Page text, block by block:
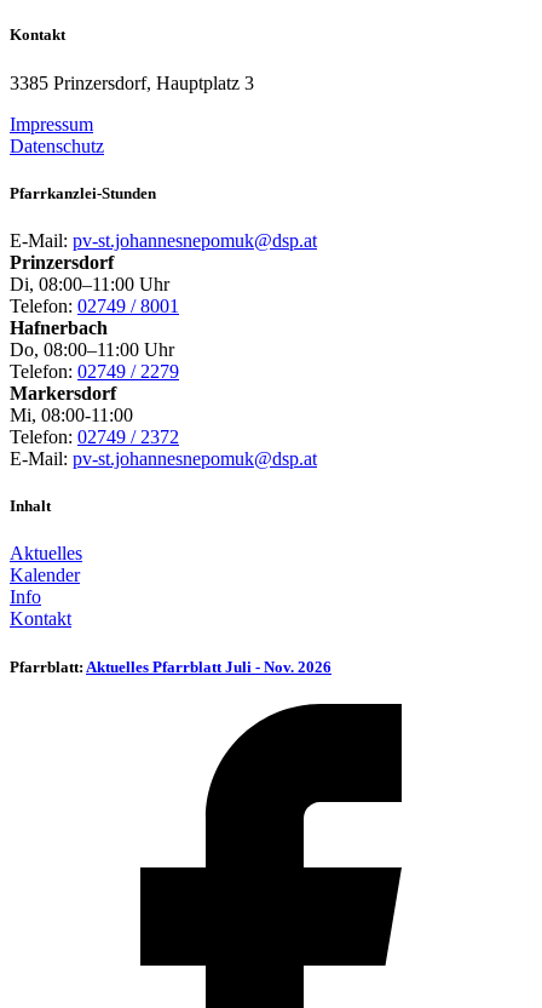
Kontakt
3385 Prinzersdorf, Hauptplatz 3
Impressum
Datenschutz
Pfarrkanzlei-Stunden
E-Mail: pv-st.johannesnepomuk@dsp.at
Prinzersdorf
Di, 08:00–11:00 Uhr
Telefon: 02749 / 8001
Hafnerbach
Do, 08:00–11:00 Uhr
Telefon: 02749 / 2279
Markersdorf
Mi, 08:00-11:00
Telefon: 02749 / 2372
E-Mail: pv-st.johannesnepomuk@dsp.at
Inhalt
Aktuelles
Kalender
Info
Kontakt
Pfarrblatt: Aktuelles Pfarrblatt Juli - Nov. 2026